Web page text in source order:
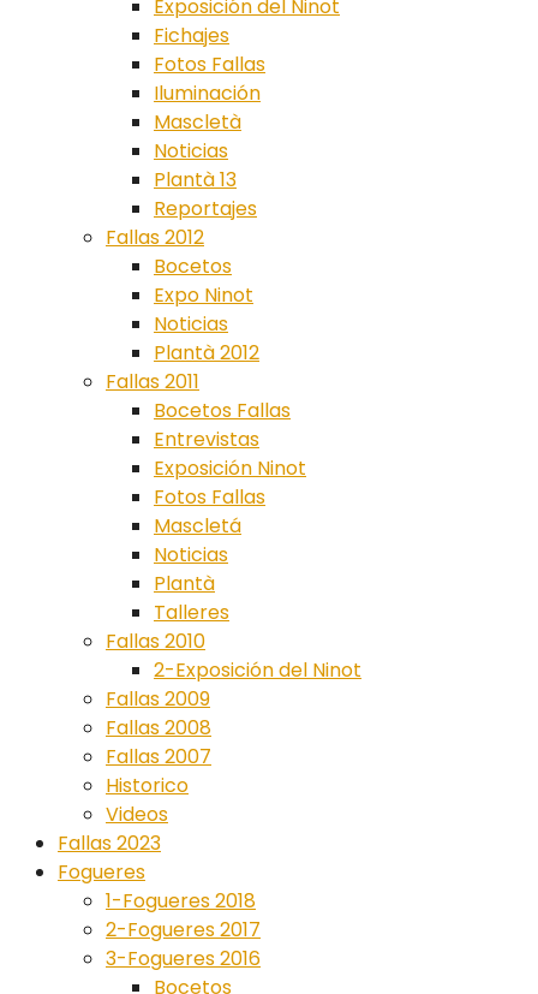
Exposición del Ninot
Fichajes
Fotos Fallas
Iluminación
Mascletà
Noticias
Plantà 13
Reportajes
Fallas 2012
Bocetos
Expo Ninot
Noticias
Plantà 2012
Fallas 2011
Bocetos Fallas
Entrevistas
Exposición Ninot
Fotos Fallas
Mascletá
Noticias
Plantà
Talleres
Fallas 2010
2-Exposición del Ninot
Fallas 2009
Fallas 2008
Fallas 2007
Historico
Videos
Fallas 2023
Fogueres
1-Fogueres 2018
2-Fogueres 2017
3-Fogueres 2016
Bocetos